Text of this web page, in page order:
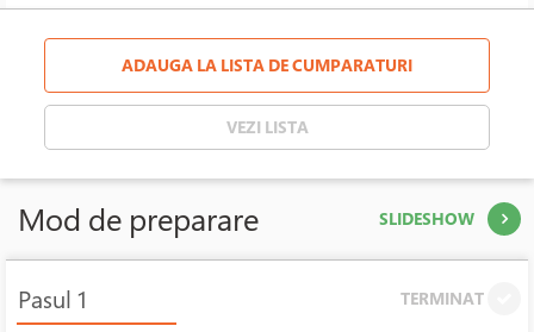
ADAUGA LA LISTA DE CUMPARATURI
VEZI LISTA
Mod de preparare SLIDESHOW
Pasul 1 TERMINAT